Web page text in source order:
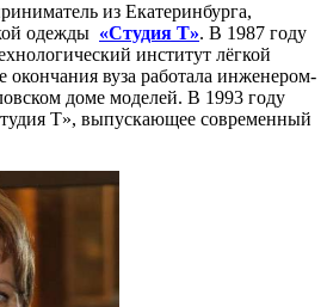
из Екатеринбурга,
одежды «Студия Т». В 1987 году
институт лёгкой
вуза работала инженером-
доме моделей. В 1993 году
Т», выпускающее современный